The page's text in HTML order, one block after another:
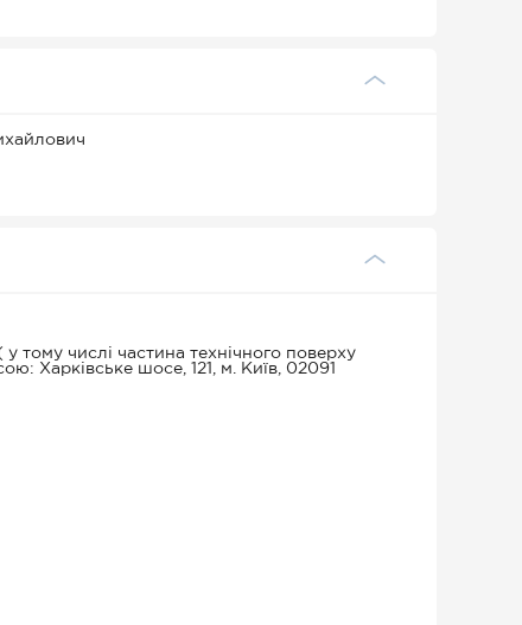
числі частина технічного поверху
Харківське шосе, 121, м. Київ, 02091